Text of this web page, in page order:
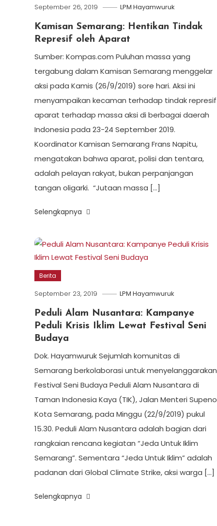
September 26, 2019 LPM Hayamwuruk
Kamisan Semarang: Hentikan Tindak
Represif oleh Aparat
Sumber: Kompas.com Puluhan massa yang
tergabung dalam Kamisan Semarang menggelar
aksi pada Kamis (26/9/2019) sore hari. Aksi ini
menyampaikan kecaman terhadap tindak represif
aparat terhadap massa aksi di berbagai daerah
Indonesia pada 23-24 September 2019.
Koordinator Kamisan Semarang Frans Napitu,
mengatakan bahwa aparat, polisi dan tentara,
adalah pelayan rakyat, bukan perpanjangan
tangan oligarki. “Jutaan massa […]
Selengkapnya
Berita
September 23, 2019 LPM Hayamwuruk
Peduli Alam Nusantara: Kampanye
Peduli Krisis Iklim Lewat Festival Seni
Budaya
Dok. Hayamwuruk Sejumlah komunitas di
Semarang berkolaborasi untuk menyelanggarakan
Festival Seni Budaya Peduli Alam Nusantara di
Taman Indonesia Kaya (TIK), Jalan Menteri
Kota Semarang, pada Minggu (22/9/2019) pukul
15.30. Peduli Alam Nusantara adalah bagian dari
rangkaian rencana kegiatan “Jeda Untuk Iklim
Semarang”. Sementara “Jeda Untuk Iklim” adalah
padanan dari Global Climate Strike, aksi warga […]
Selengkapnya